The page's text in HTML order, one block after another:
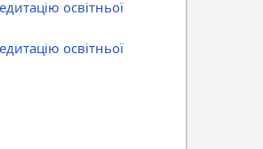
освітньої
освітньої